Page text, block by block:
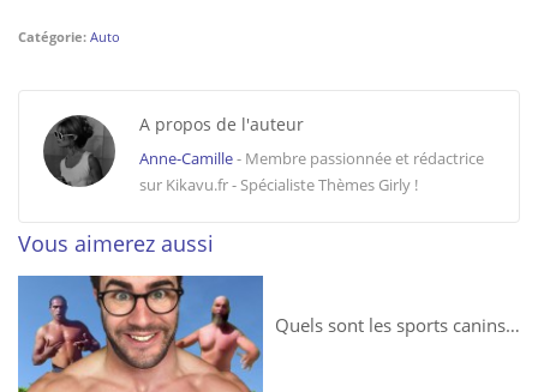
Catégorie: Auto
A propos de l'auteur
Anne-Camille- Membre passionnée et rédactrice
sur Kikavu.fr - Spécialiste Thèmes Girly !
Vous aimerez aussi
Quels sont les sports canins tendances en 2018 ?